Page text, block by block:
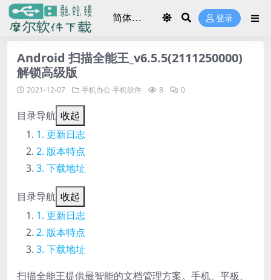
登录
Android 扫描全能王_v6.5.5(2111250000)
解锁高级版
2021-12-07 手机办公 手机软件 8 0
目录导航 收起
更新日志
版本特点
下载地址
目录导航 收起
更新日志
版本特点
下载地址
扫描全能王提供最智能的文档管理方案。手机、平板、